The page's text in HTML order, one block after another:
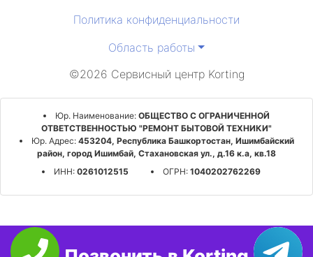
Политика конфиденциальности
Область работы
©2026 Сервисный центр Korting
Юр. Наименование: ОБЩЕСТВО С ОГРАНИЧЕННОЙ
ОТВЕТСТВЕННОСТЬЮ "РЕМОНТ БЫТОВОЙ ТЕХНИКИ"
Юр. Адрес:453204, Республика Башкортостан, Ишимбайский
район, город Ишимбай, Стахановская ул., д.16 к.а, кв.18
ИНН:0261012515 ОГРН:1040202762269